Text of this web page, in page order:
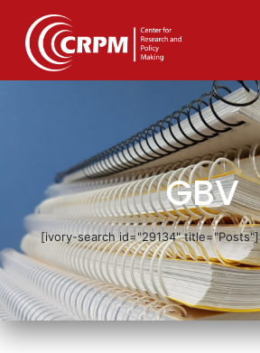
GBV
[ivory-search id="29134" title="Posts"]